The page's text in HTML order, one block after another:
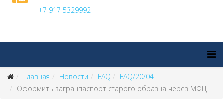
+7 917 5329992
Главная Новости FAQ
FAQ/20/04
Оформить загранпаспорт старого образца через МФЦ